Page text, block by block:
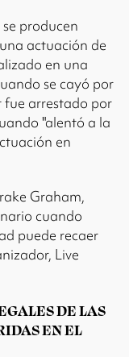
producen
actuación de
en una
se cayó por
fue arrestado por
"alentó a la
en
Graham,
cuando
puede recaer
Live
DE LAS
EN EL